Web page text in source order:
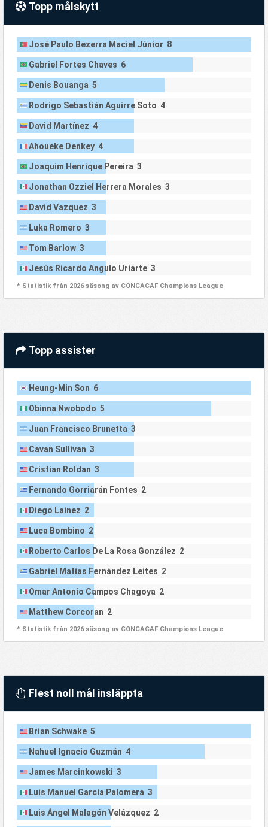
Topp målskytt
José Paulo Bezerra Maciel Júnior 8
Gabriel Fortes Chaves 6
Denis Bouanga 5
Rodrigo Sebastián Aguirre Soto 4
David Martínez 4
Ahoueke Denkey 4
Joaquim Henrique Pereira 3
Jonathan Ozziel Herrera Morales 3
David Vazquez 3
Luka Romero 3
Tom Barlow 3
Jesús Ricardo Angulo Uriarte 3
* Statistik från 2026 säsong av CONCACAF Champions League
Topp assister
Heung-Min Son 6
Obinna Nwobodo 5
Juan Francisco Brunetta 3
Cavan Sullivan 3
Cristian Roldan 3
Fernando Gorriarán Fontes 2
Diego Lainez 2
Luca Bombino 2
Roberto Carlos De La Rosa González 2
Gabriel Matías Fernández Leites 2
Omar Antonio Campos Chagoya 2
Matthew Corcoran 2
* Statistik från 2026 säsong av CONCACAF Champions League
Flest noll mål insläppta
Brian Schwake 5
Nahuel Ignacio Guzmán 4
James Marcinkowski 3
Luis Manuel García Palomera 3
Luis Ángel Malagón Velázquez 2